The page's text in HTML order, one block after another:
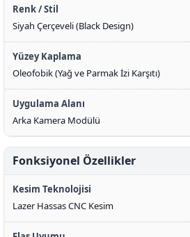
Renk / Stil
Siyah Çerçeveli (Black Design)
Yüzey Kaplama
Oleofobik (Yağ ve Parmak İzi Karşıtı)
Uygulama Alanı
Arka Kamera Modülü
Fonksiyonel Özellikler
Kesim Teknolojisi
Lazer Hassas CNC Kesim